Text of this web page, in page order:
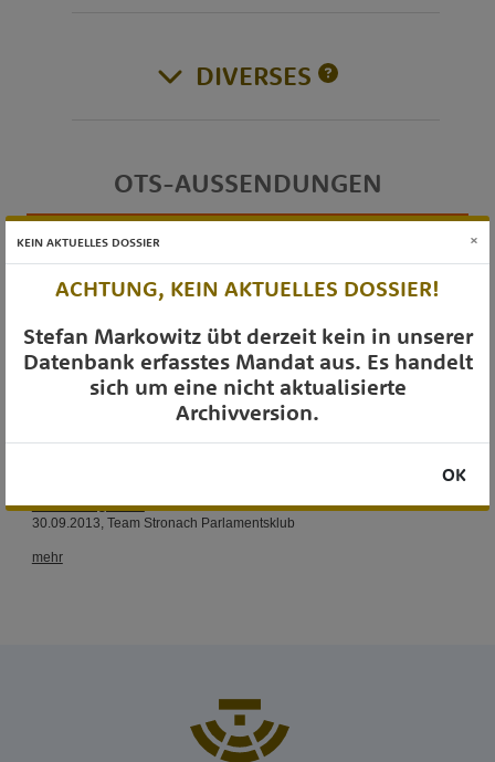
DIVERSES
OTS-AUSSENDUNGEN
KEIN AKTUELLES DOSSIER ×
ACHTUNG, KEIN AKTUELLES DOSSIER!
Stefan Markowitz übt derzeit kein in unserer
Datenbank erfasstes Mandat aus. Es handelt
sich um eine nicht aktualisierte
Archivversion.
OK